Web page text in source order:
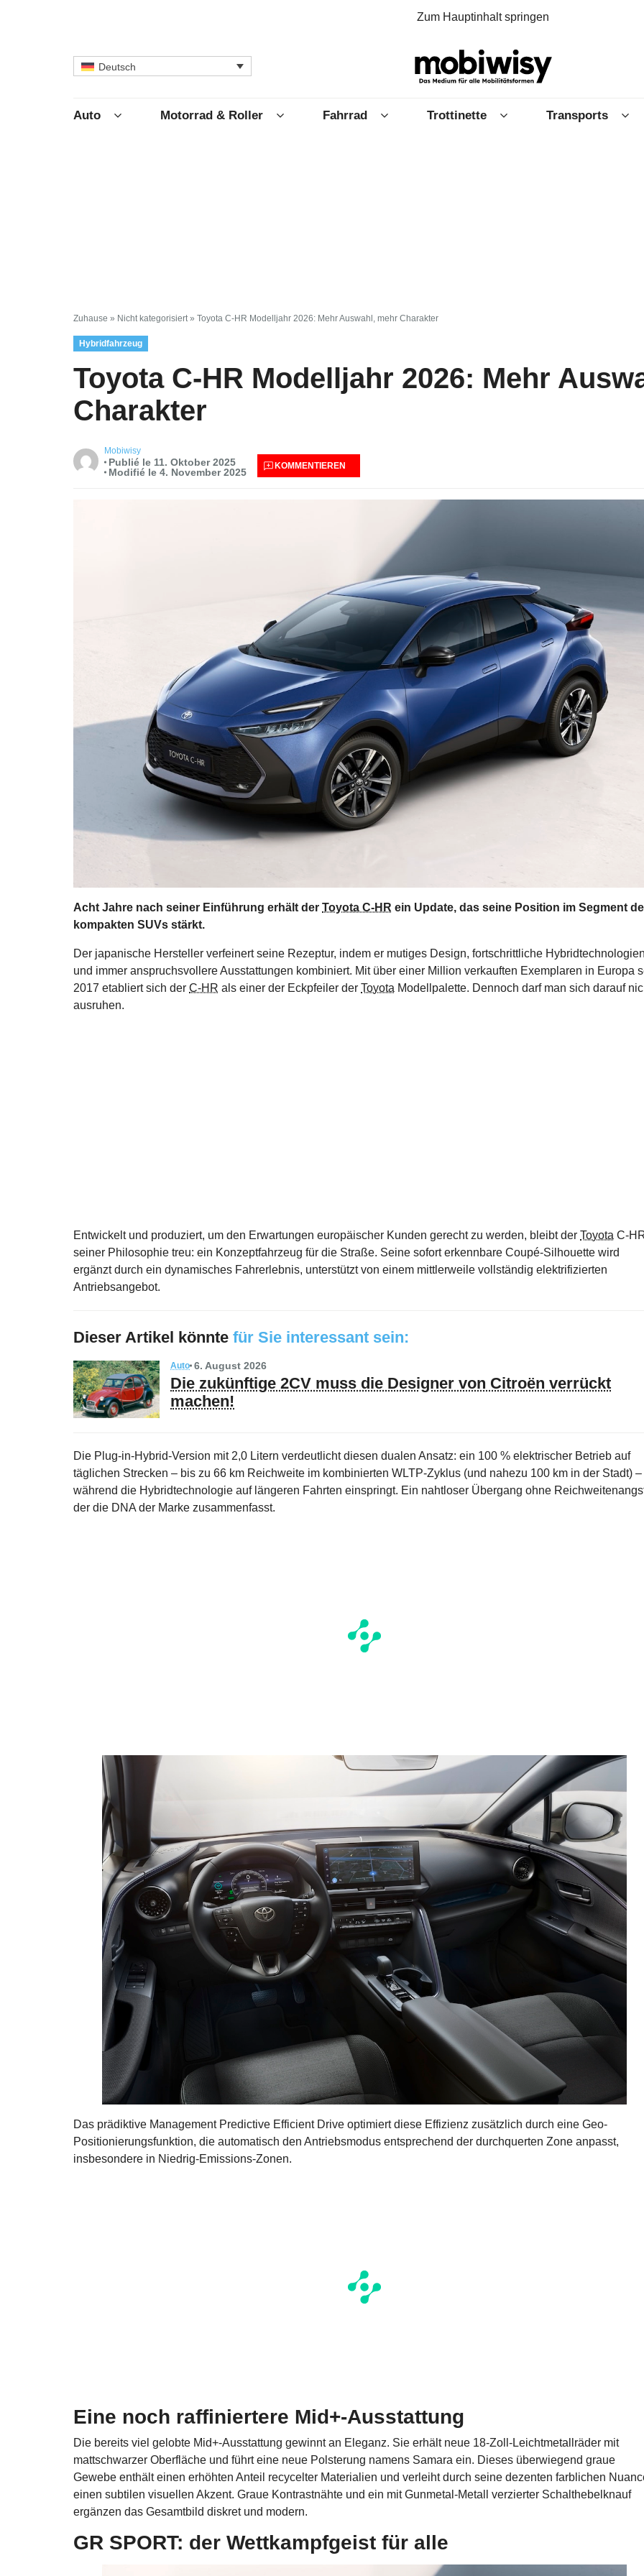
Zum Hauptinhalt springen
Deutsch
Auto Motorrad & Roller Fahrrad Trottinette Transports
Zuhause » Nicht kategorisiert » Toyota C-HR Modelljahr 2026: Mehr Auswahl, mehr Charakter
Hybridfahrzeug
Toyota C-HR Modelljahr 2026: Mehr
Charakter
Mobiwisy
Publié le 11. Oktober 2025
Modifié le 4. November 2025
KOMMENTIEREN
Acht Jahre nach seiner Einführung erhält der Toyota C-HR ein Update, das seine Position im Segment
kompakten SUVs stärkt.
Der japanische Hersteller verfeinert seine Rezeptur, indem er mutiges Design, fortschrittliche
und immer anspruchsvollere Ausstattungen kombiniert. Mit über einer Million verkauften Exemplaren in Europa
2017 etabliert sich der C-HR als einer der Eckpfeiler der Toyota Modellpalette. Dennoch darf man sich darauf
ausruhen.
Entwickelt und produziert, um den Erwartungen europäischer Kunden gerecht zu werden, bleibt der Toyota C-
seiner Philosophie treu: ein Konzeptfahrzeug für die Straße. Seine sofort erkennbare Coupé-Silhouette wird
ergänzt durch ein dynamisches Fahrerlebnis, unterstützt von einem mittlerweile vollständig elektrifizierten
Antriebsangebot.
Dieser Artikel könnte für Sie interessant sein:
Auto 6. August 2026
Die zukünftige 2CV muss die Designer von Citroën verrückt
machen!
Die Plug-in-Hybrid-Version mit 2,0 Litern verdeutlicht diesen dualen Ansatz: ein 100 % elektrischer Betrieb auf
täglichen Strecken – bis zu 66 km Reichweite im kombinierten WLTP-Zyklus (und nahezu 100 km in der Stadt) –
während die Hybridtechnologie auf längeren Fahrten einspringt. Ein nahtloser Übergang ohne
der die DNA der Marke zusammenfasst.
Das prädiktive Management Predictive Efficient Drive optimiert diese Effizienz zusätzlich durch eine Geo-
Positionierungsfunktion, die automatisch den Antriebsmodus entsprechend der durchquerten Zone anpasst,
insbesondere in Niedrig-Emissions-Zonen.
Eine noch raffiniertere Mid+-Ausstattung
Die bereits viel gelobte Mid+-Ausstattung gewinnt an Eleganz. Sie erhält neue 18-Zoll-Leichtmetallräder mit
mattschwarzer Oberfläche und führt eine neue Polsterung namens Samara ein. Dieses überwiegend graue
Gewebe enthält einen erhöhten Anteil recycelter Materialien und verleiht durch seine dezenten farblichen
einen subtilen visuellen Akzent. Graue Kontrastnähte und ein mit Gunmetal-Metall verzierter Schalthebelknauf
ergänzen das Gesamtbild diskret und modern.
GR SPORT: der Wettkampfgeist für alle